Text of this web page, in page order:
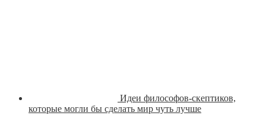
Идеи философов-скептиков,
которые могли бы сделать мир чуть лучше